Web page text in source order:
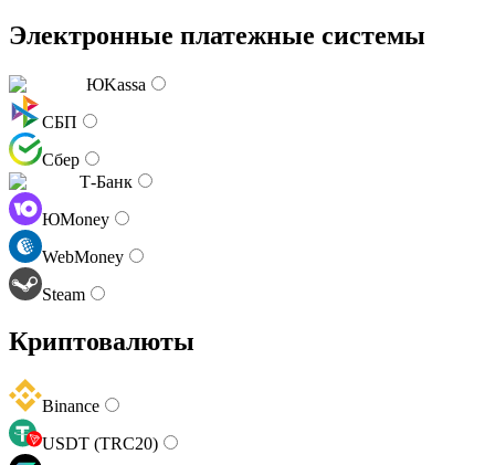
Электронные платежные системы
ЮKassa
СБП
Сбер
Т-Банк
ЮMoney
WebMoney
Steam
Криптовалюты
Binance
USDT (TRC20)